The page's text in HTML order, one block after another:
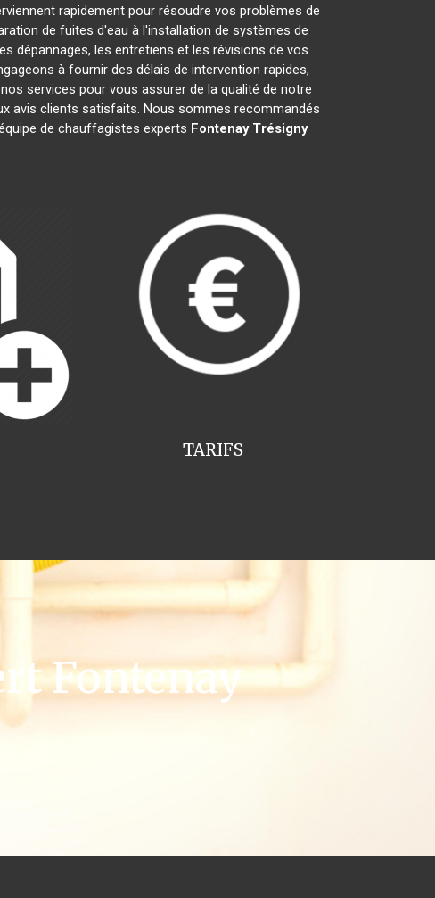
rapidement pour résoudre vos problèmes de
de fuites d'eau à l'installation de systèmes de
dépannages, les entretiens et les révisions de vos
à fournir des délais de intervention rapides,
services pour vous assurer de la qualité de notre
avis clients satisfaits. Nous sommes recommandés
de chauffagistes experts Fontenay Trésigny
TARIFS
Fontenay